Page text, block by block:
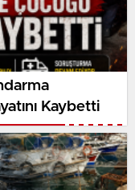
Kaybetti